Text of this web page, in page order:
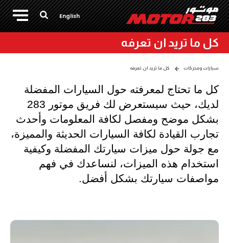
English
كل ما تريد ان تعرفه
سيارات ومحركات كل ما تريد ان تعرفه
مواصفات سيارتك بشكل أفضل.